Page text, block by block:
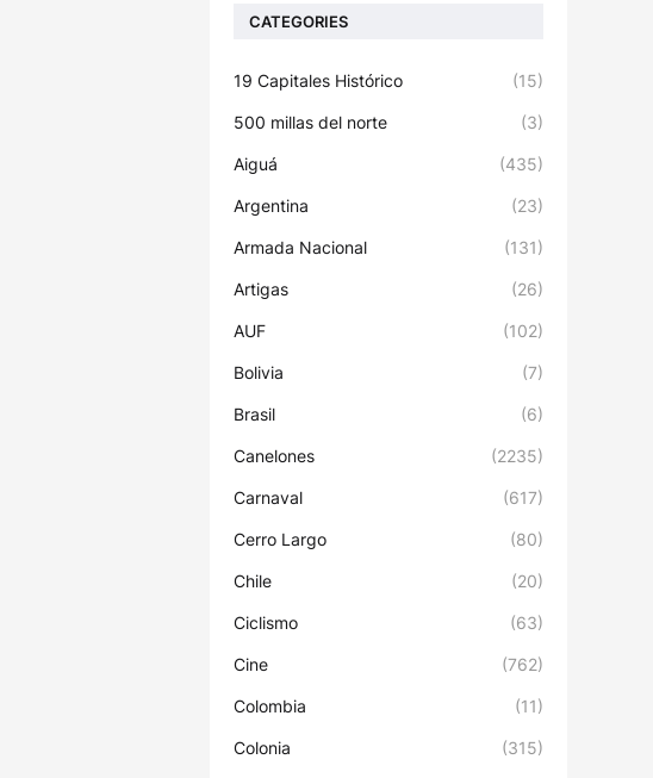
CATEGORIES
19 Capitales Histórico (15)
500 millas del norte (3)
Aiguá (435)
Argentina (23)
Armada Nacional (131)
Artigas (26)
AUF (102)
Bolivia (7)
Brasil (6)
Canelones (2235)
Carnaval (617)
Cerro Largo (80)
Chile (20)
Ciclismo (63)
Cine (762)
Colombia (11)
Colonia (315)